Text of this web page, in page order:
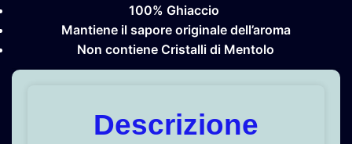
100% Ghiaccio
Mantiene il sapore originale dell’aroma
Non contiene Cristalli di Mentolo
Descrizione